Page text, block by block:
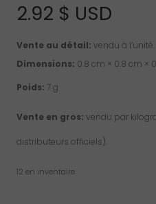
2.92 $ USD
Vente au détail: vendu à l’unité.
Dimensions: 0.8 cm × 0.8 cm ×
Poids: 7 g
Vente en gros: vendu par
distributeurs officiels).
12 en inventaire